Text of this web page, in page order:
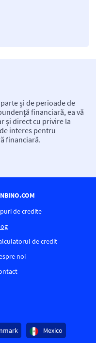
și de perioade de
financiară, ea vă
și direct cu privire la
interes pentru
financiară.
de credite
de credit
noi
Mexico